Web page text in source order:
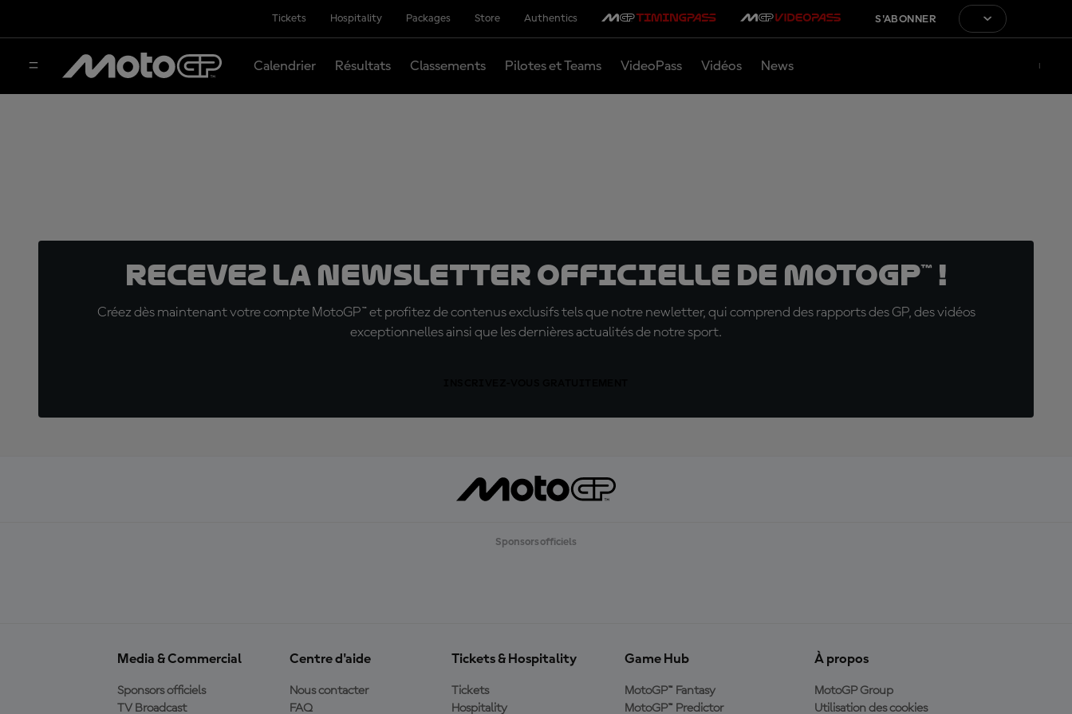
Tickets Hospitality Packages Store Authentics S'ABONNER
Calendrier Résultats Classements Pilotes et Teams VideoPass Vidéos News
Recevez la Newsletter officielle de MotoGP™ !
Créez dès maintenant votre compte MotoGP™ et profitez de contenus exclusifs tels que notre newletter, qui comprend des rapports des GP, des vidéos
exceptionnelles ainsi que les dernières actualités de notre sport.
Sponsors officiels
Media & Commercial
Sponsors officiels
TV Broadcast
Centre d'aide
Nous contacter
FAQ
Tickets & Hospitality
Tickets
Hospitality
Game Hub
MotoGP™ Fantasy
MotoGP™ Predictor
À propos
MotoGP Group
Utilisation des cookies